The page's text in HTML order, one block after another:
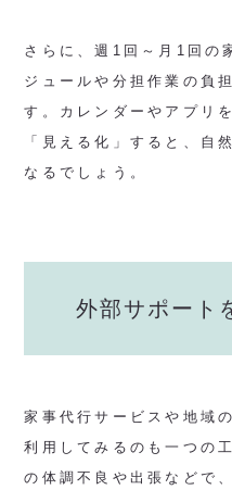
さらに、週1回～月1回の
ジュールや分担作業の負
す。カレンダーやアプリ
「見える化」すると、自
なるでしょう。
外部サポート
家事代行サービスや地域
利用してみるのも一つの
の体調不良や出張などで